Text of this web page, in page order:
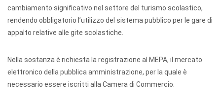
cambiamento significativo nel settore del turismo scolastico,
rendendo obbligatorio l’utilizzo del sistema pubblico per le gare di
appalto relative alle gite scolastiche.
Nella sostanza è richiesta la registrazione al MEPA, il mercato
elettronico della pubblica amministrazione, per la quale è
necessario essere iscritti alla Camera di Commercio.